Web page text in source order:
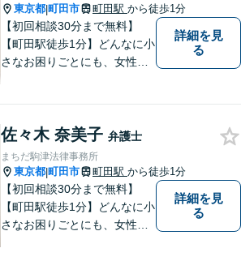
東京都|町田市 町田駅 から徒歩1分
【初回相談30分まで無料】
【町田駅徒歩1分】どんなに小
さなお困りごとにも、女性弁
詳細を見
る
佐々木 奈美子 弁護士
まちだ駒津法律事務所
東京都|町田市 町田駅 から徒歩1分
【初回相談30分まで無料】
【町田駅徒歩1分】どんなに小
さなお困りごとにも、女性弁
詳細を見
る